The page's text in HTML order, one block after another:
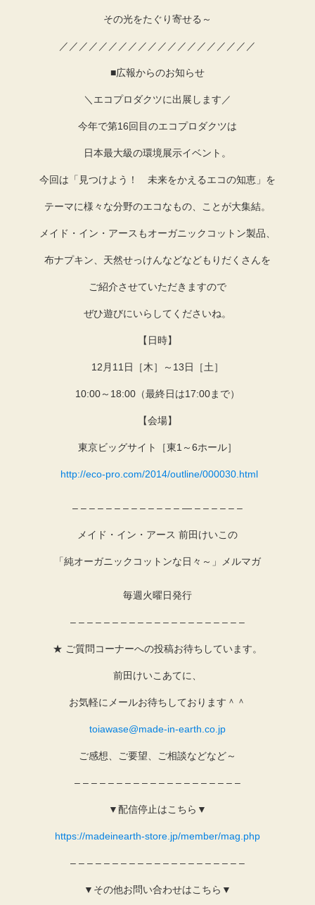
その光をたぐり寄せる～
／／／／／／／／／／／／／／／／／／／／
■広報からのお知らせ
＼エコプロダクツに出展します／
今年で第16回目のエコプロダクツは
日本最大級の環境展示イベント。
今回は「見つけよう！ 未来をかえるエコの知恵」を
テーマに様々な分野のエコなもの、ことが大集結。
メイド・イン・アースもオーガニックコットン製品、
布ナプキン、天然せっけんなどなどもりだくさんを
ご紹介させていただきますので
ぜひ遊びにいらしてくださいね。
【日時】
12月11日［木］～13日［土］
10:00～18:00（最終日は17:00まで）
【会場】
東京ビッグサイト［東1～6ホール］
http://eco-pro.com/2014/outline/000030.html
– – – – – – – – – – – – – — – – – – – –
メイド・イン・アース 前田けいこの
「純オーガニックコットンな日々～」メルマガ
毎週火曜日発行
– – – – – – – – – – – – – – – – – – – – –
★ ご質問コーナーへの投稿お待ちしています。
前田けいこあてに、
お気軽にメールお待ちしております＾＾
toiawase@made-in-earth.co.jp
ご感想、ご要望、ご相談などなど～
– – – – – – – – – – – – – – – – – – – –
▼配信停止はこちら▼
https://madeinearth-store.jp/member/mag.php
– – – – – – – – – – – – – – – – – – – – –
▼その他お問い合わせはこちら▼